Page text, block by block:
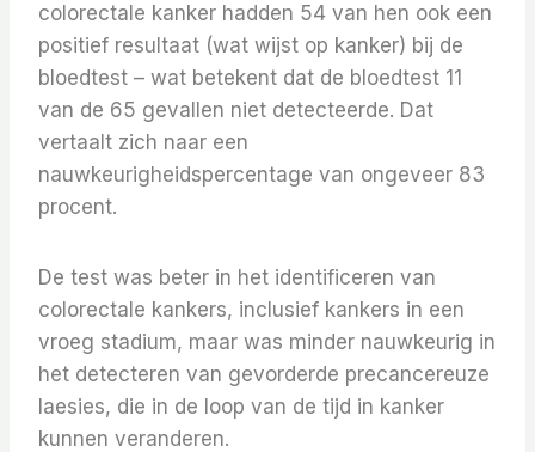
colorectale kanker hadden 54 van hen ook een
positief resultaat (wat wijst op kanker) bij de
bloedtest – wat betekent dat de bloedtest 11
van de 65 gevallen niet detecteerde. Dat
vertaalt zich naar een
nauwkeurigheidspercentage van ongeveer 83
procent.
De test was beter in het identificeren van
colorectale kankers, inclusief kankers in een
vroeg stadium, maar was minder nauwkeurig in
het detecteren van gevorderde precancereuze
laesies, die in de loop van de tijd in kanker
kunnen veranderen.